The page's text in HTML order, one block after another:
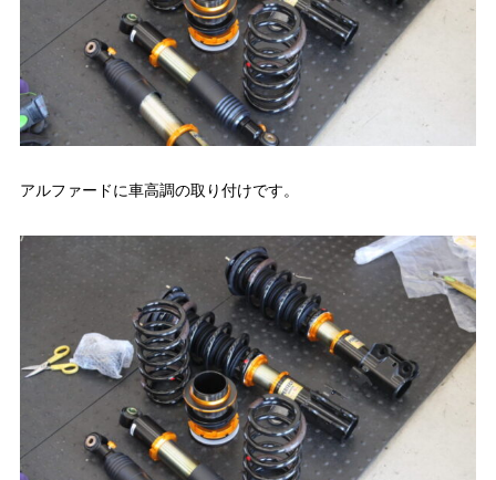
アルファードに車高調の取り付けです。